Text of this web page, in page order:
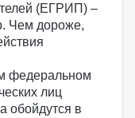
(ЕГРИП) –
Чем дороже,
федеральном
лиц
обойдутся в